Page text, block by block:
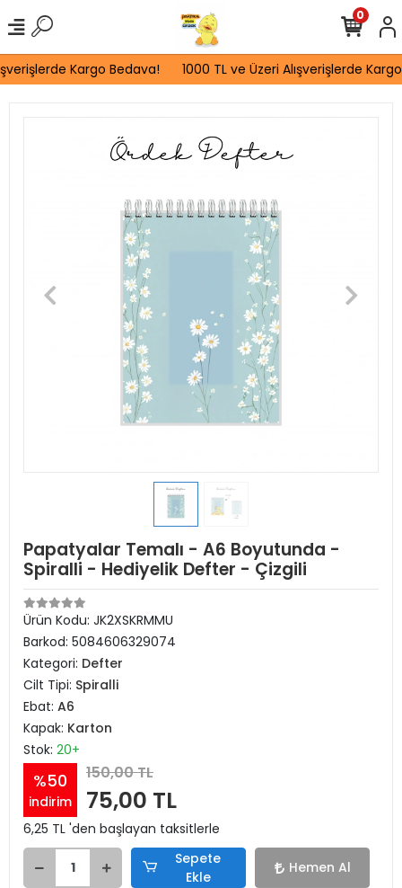
Kargo Bedava! 1000 TL ve Üzeri Alışverişlerde
0
Papatyalar Temalı - A6 Boyutunda -
Spiralli - Hediyelik Defter - Çizgili
Ürün Kodu: JK2XSKRMMU
Barkod: 5084606329074
Kategori: Defter
Cilt Tipi: Spiralli
Ebat: A6
Kapak: Karton
Stok: 20+
%50
indirim
150,00 TL
75,00 TL
6,25 TL 'den başlayan taksitlerle
Sepete
Ekle
Hemen Al